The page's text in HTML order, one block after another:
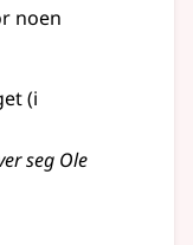
noen
(i
seg Ole